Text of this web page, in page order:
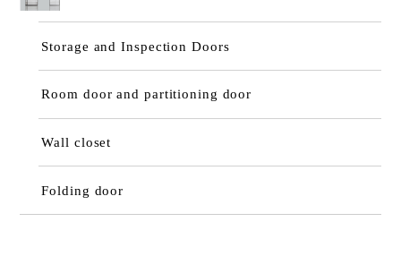
Storage and Inspection Doors
Room door and partitioning door
Wall closet
Folding door